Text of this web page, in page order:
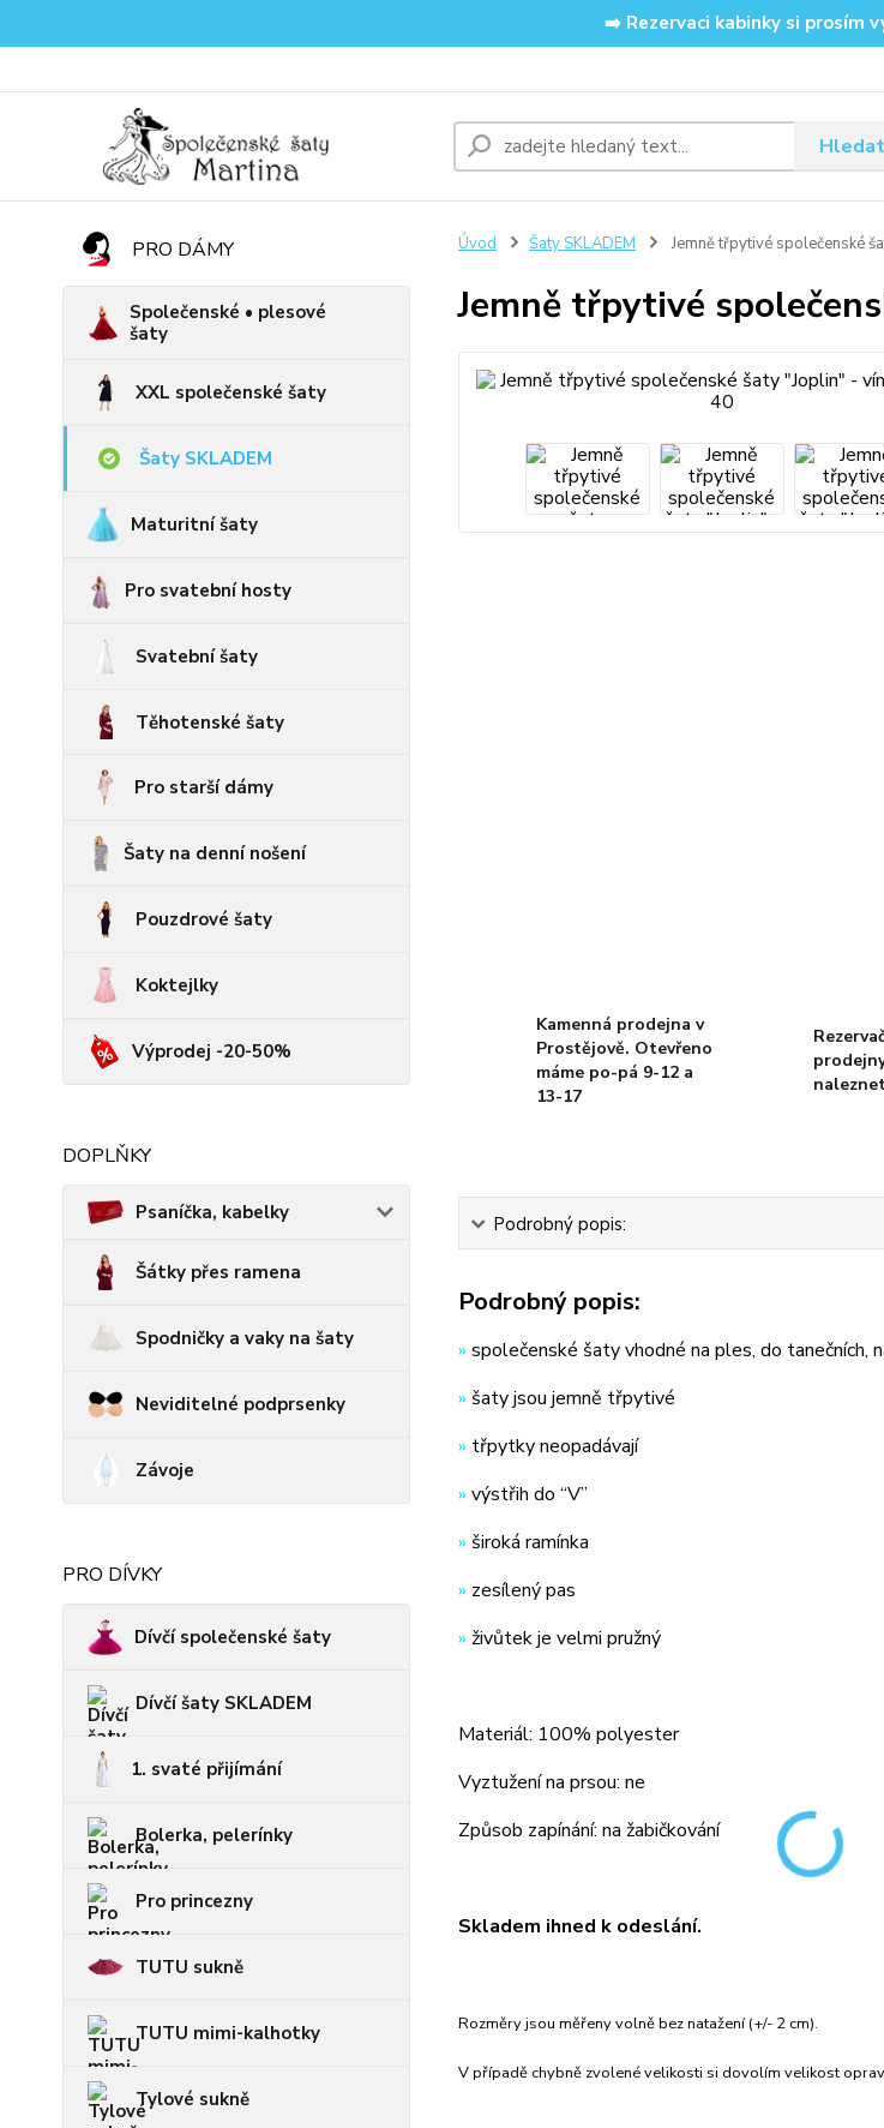
➡️ Rezervaci kabinky si prosím
Hledat
PRO DÁMY
Společenské • plesové
šaty
XXL společenské šaty
Šaty SKLADEM
Maturitní šaty
Pro svatební hosty
Svatební šaty
Těhotenské šaty
Pro starší dámy
Šaty na denní nošení
Pouzdrové šaty
Koktejlky
Výprodej -20-50%
DOPLŇKY
Psaníčka, kabelky
Šátky přes ramena
Spodničky a vaky na šaty
Neviditelné podprsenky
Závoje
PRO DÍVKY
Dívčí společenské šaty
Dívčí šaty SKLADEM
1. svaté přijímání
Bolerka, pelerínky
Pro princezny
TUTU sukně
TUTU mimi-kalhotky
Tylové sukně
Úvod Šaty SKLADEM Jemně třpytivé společenské
Jemně třpytivé
Kamenná prodejna v
Prostějově. Otevřeno
máme po-pá 9-12 a
13-17
Podrobný popis:
Podrobný popis:
» společenské šaty vhodné na ples, do tanečních,
» šaty jsou jemně třpytivé
» třpytky neopadávají
» výstřih do “V”
» široká ramínka
» zesílený pas
» živůtek je velmi pružný
Materiál: 100% polyester
Vyztužení na prsou: ne
Způsob zapínání: na žabičkování
Skladem ihned k odeslání.
Rozměry jsou měřeny volně bez natažení (+/- 2 cm).
V případě chybně zvolené velikosti si dovolím velikost